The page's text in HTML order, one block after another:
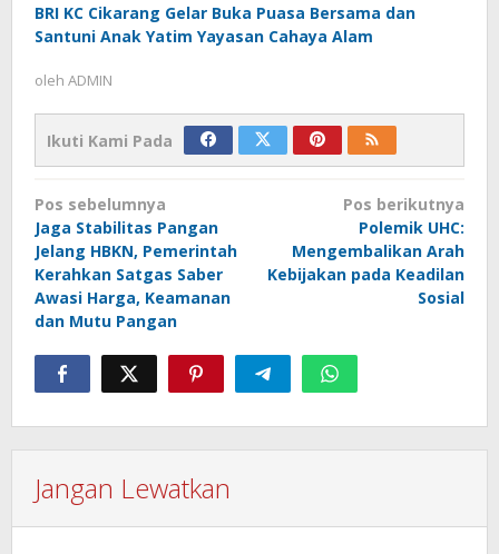
BRI KC Cikarang Gelar Buka Puasa Bersama dan
Santuni Anak Yatim Yayasan Cahaya Alam
oleh ADMIN
Ikuti Kami Pada
Navigasi
pos
Pos sebelumnya
Jaga Stabilitas Pangan
Jelang HBKN, Pemerintah
Kerahkan Satgas Saber
Awasi Harga, Keamanan
dan Mutu Pangan
Pos berikutnya
Polemik UHC:
Mengembalikan Arah
Kebijakan pada Keadilan
Sosial
Jangan Lewatkan